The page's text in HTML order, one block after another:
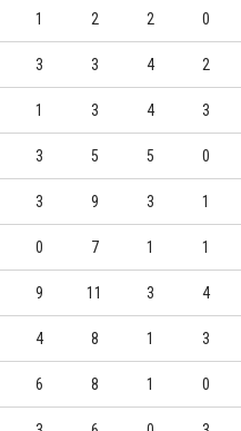
1 2 2 0
3 3 4 2
1 3 4 3
3 5 5 0
3 9 3 1
0 7 1 1
9 11 3 4
4 8 1 3
6 8 1 0